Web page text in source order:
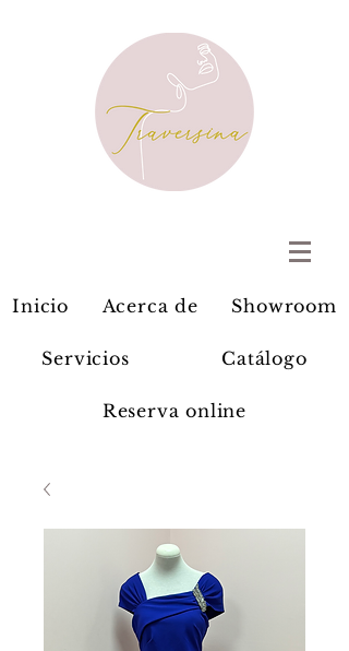
Inicio Acerca de Showroom
Servicios Catálogo
Reserva online